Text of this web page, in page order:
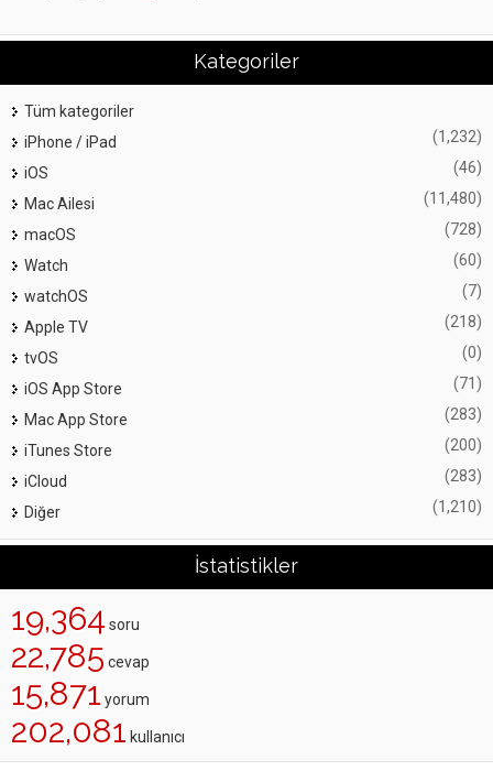
Kategoriler
Tüm kategoriler
iPhone / iPad
(1,232)
iOS (46)
Mac Ailesi (11,480)
macOS (728)
Watch (60)
watchOS (7)
Apple TV (218)
tvOS (0)
iOS App Store (71)
Mac App Store (283)
iTunes Store (200)
iCloud (283)
Diğer (1,210)
İstatistikler
19,364 soru
22,785 cevap
15,871 yorum
202,081 kullanıcı